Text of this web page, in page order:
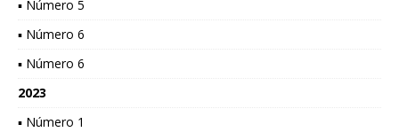
▪ Número 5
▪ Número 6
▪ Número 6
2023
▪ Número 1